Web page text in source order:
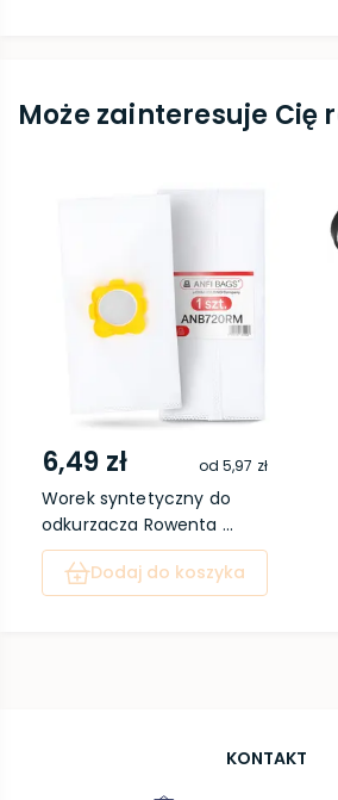
Może zainteresuje Cię
6,49 zł od5,97 zł
Worek syntetyczny do
odkurzacza Rowenta ...
Dodaj do koszyka
KONTAKT